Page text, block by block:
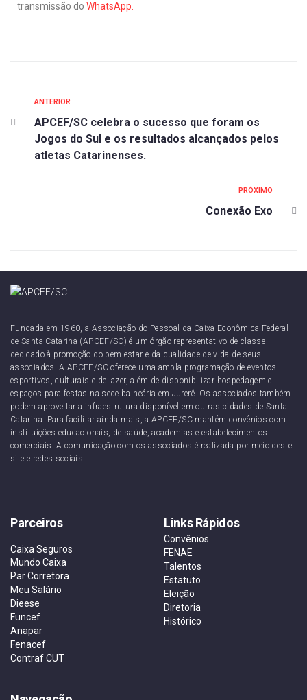
transmissão do WhatsApp.
ANTERIOR
APCEF/SC celebra o sucesso que foram os
Jogos do Sul e os resultados alcançados pelos
atletas Catarinenses.
PRÓXIMO
Conexão Exo
Fundada em 1960, a Associação do Pessoal da Caixa Econômica Federal
de Santa Catarina (APCEF/SC) é um órgão representativo de classe
dedicado à promoção do bem-estar e da qualidade de vida de seus
associados. A APCEF/SC oferece uma ampla programação de eventos
esportivos, culturais e de lazer, além de disponibilizar hospedagem e
espaços para festas na sede balneária em Jurerê. Os associados também
podem aproveitar a infraestrutura disponível em outras cidades de Santa
Catarina. Para facilitar ainda mais, a APCEF/SC mantém convênios com
instituições educacionais, de saúde, academias e estabelecimentos
comerciais. A comunicação com os associados é realizada por meio deste
site e redes sociais.
Parceiros
Caixa Seguros
Mundo Caixa
Par Corretora
Meu Salário
Dieese
Funcef
Anapar
Fenacef
Contraf CUT
Links Rápidos
Convênios
FENAE
Talentos
Estatuto
Eleição
Diretoria
Histórico